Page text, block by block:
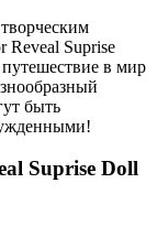
Reveal Suprise
в мир
быть
Suprise Doll